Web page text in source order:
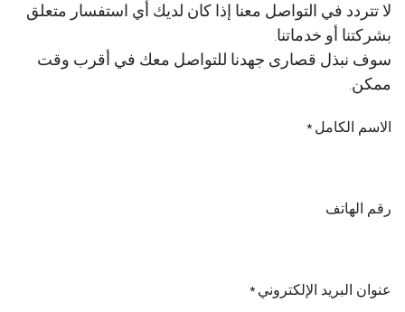
لا تتردد في التواصل معنا إذا كان لديك أي استفسار متعلق
بشركتنا أو خدماتنا.
سوف نبذل قصارى جهدنا للتواصل معك في أقرب وقت
ممكن.
الاسم الكامل*
رقم الهاتف
عنوان البريد الإلكتروني*